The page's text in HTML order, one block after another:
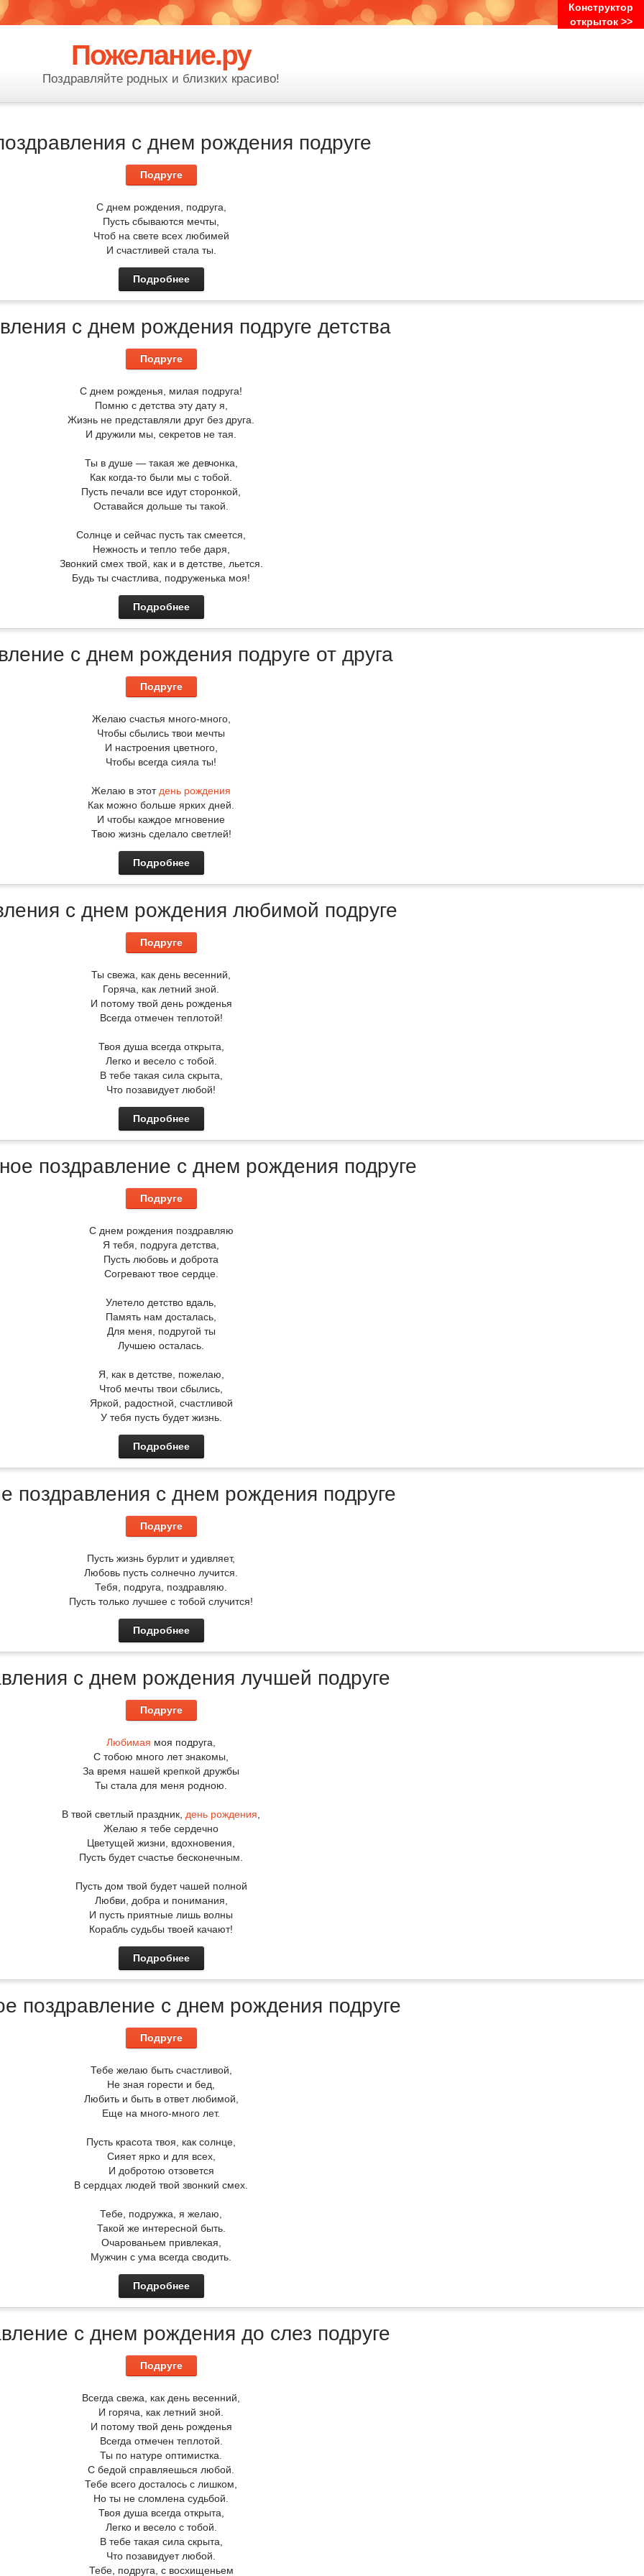
Конструктор
открыток >>
Пожелание.ру
Поздравляйте родных и близких красиво!
с днем рождения подруге
Подруге
С днем рождения, подруга,
Пусть сбываются мечты,
Чтоб на свете всех любимей
И счастливей стала ты.
Подробнее
с днем рождения подруге детства
Подруге
С днем рожденья, милая подруга!
Помню с детства эту дату я,
Жизнь не представляли друг без друга.
И дружили мы, секретов не тая.
Ты в душе — такая же девчонка,
Как когда-то были мы с тобой.
Пусть печали все идут сторонкой,
Оставайся дольше ты такой.
Солнце и сейчас пусть так смеется,
Нежность и тепло тебе даря,
Звонкий смех твой, как и в детстве, льется.
Будь ты счастлива, подруженька моя!
Подробнее
с днем рождения подруге от друга
Подруге
Желаю счастья много-много,
Чтобы сбылись твои мечты
И настроения цветного,
Чтобы всегда сияла ты!
Желаю в этот день рождения
Как можно больше ярких дней.
И чтобы каждое мгновение
Твою жизнь сделало светлей!
Подробнее
с днем рождения любимой подруге
Подруге
Ты свежа, как день весенний,
Горяча, как летний зной.
И потому твой день рожденья
Всегда отмечен теплотой!
Твоя душа всегда открыта,
Легко и весело с тобой.
В тебе такая сила скрыта,
Что позавидует любой!
Подробнее
поздравление с днем рождения подруге
Подруге
С днем рождения поздравляю
Я тебя, подруга детства,
Пусть любовь и доброта
Согревают твое сердце.
Улетело детство вдаль,
Память нам досталась,
Для меня, подругой ты
Лучшею осталась.
Я, как в детстве, пожелаю,
Чтоб мечты твои сбылись,
Яркой, радостной, счастливой
У тебя пусть будет жизнь.
Подробнее
поздравления с днем рождения подруге
Подруге
Пусть жизнь бурлит и удивляет,
Любовь пусть солнечно лучится.
Тебя, подруга, поздравляю.
Пусть только лучшее с тобой случится!
Подробнее
с днем рождения лучшей подруге
Подруге
Любимая моя подруга,
С тобою много лет знакомы,
За время нашей крепкой дружбы
Ты стала для меня родною.
В твой светлый праздник, день рождения
Желаю я тебе сердечно
Цветущей жизни, вдохновения,
Пусть будет счастье бесконечным.
Пусть дом твой будет чашей полной
Любви, добра и понимания,
И пусть приятные лишь волны
Корабль судьбы твоей качают!
Подробнее
поздравление с днем рождения подруге
Подруге
Тебе желаю быть счастливой,
Не зная горести и бед,
Любить и быть в ответ любимой,
Еще на много-много лет.
Пусть красота твоя, как солнце,
Сияет ярко и для всех,
И добротою отзовется
В сердцах людей твой звонкий смех.
Тебе, подружка, я желаю,
Такой же интересной быть.
Очарованьем привлекая,
Мужчин с ума всегда сводить.
Подробнее
с днем рождения до слез подруге
Подруге
Всегда свежа, как день весенний,
И горяча, как летний зной.
И потому твой день рожденья
Всегда отмечен теплотой.
Ты по натуре оптимистка.
С бедой справляешься любой.
Тебе всего досталось с лишком,
Но ты не сломлена судьбой.
Твоя душа всегда открыта,
Легко и весело с тобой.
В тебе такая сила скрыта,
Что позавидует любой.
Тебе, подруга, с восхищеньем